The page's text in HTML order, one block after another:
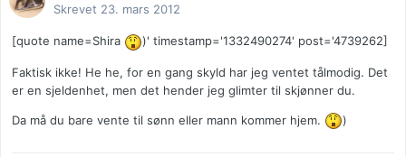
Skrevet 23. mars 2012
[quote name=Shira )' timestamp='1332490274' post='4739262]
Faktisk ikke! He he, for en gang skyld har jeg ventet tålmodig. Det
er en sjeldenhet, men det hender jeg glimter til skjønner du.
Da må du bare vente til sønn eller mann kommer hjem. )